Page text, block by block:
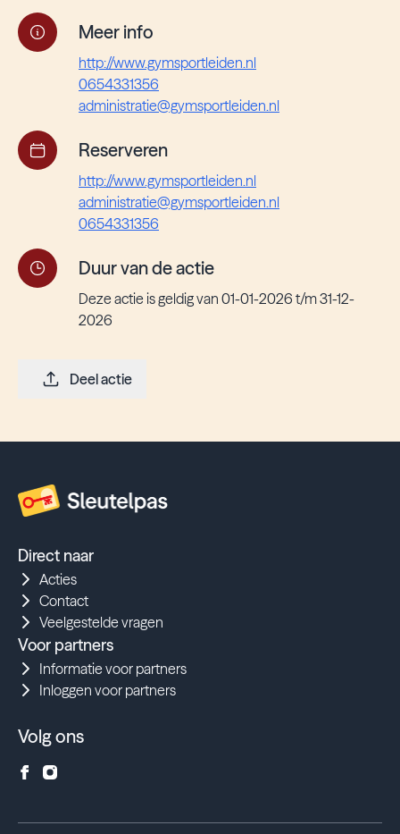
Meer info
http://www.gymsportleiden.nl
0654331356
administratie@gymsportleiden.nl
Reserveren
http://www.gymsportleiden.nl
administratie@gymsportleiden.nl
0654331356
Duur van de actie
Deze actie is geldig van 01-01-2026 t/m 31-12-
2026
Deel actie
Direct naar
Acties
Contact
Veelgestelde vragen
Voor partners
Informatie voor partners
Inloggen voor partners
Volg ons